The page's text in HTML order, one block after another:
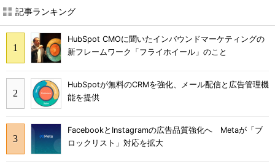
記事ランキング
HubSpot CMOに聞いたインバウンドマーケティングの
新フレームワーク「フライホイール」のこと
HubSpotが無料のCRMを強化、メール配信と広告管理機
能を提供
FacebookとInstagramの広告品質強化へ Metaが「ブ
ロックリスト」対応を拡大